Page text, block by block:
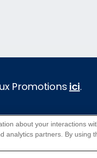
Promotions ici.
Croisières populaires
Croisières 2026
about your interactions
analytics partners. By using